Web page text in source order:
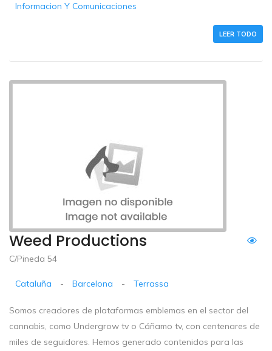
Informacion Y Comunicaciones
LEER TODO
Weed Productions
C/Pineda 54
Cataluña - Barcelona - Terrassa
Somos creadores de plataformas emblemas en el sector del
cannabis, como Undergrow tv o Cáñamo tv, con centenares de
miles de seguidores. Hemos generado contenidos para las